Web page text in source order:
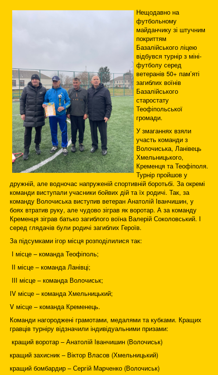
Нещодавно на
футбольному
майданчику зі штучним
покриттям
Базалійського ліцею
відбувся турнір з міні-
футболу серед
ветеранів 50+ пам’яті
загиблих воїнів
Базалійського
старостату
Теофіпольської
громади.
У змаганнях взяли
участь команди з
Волочиська, Ланівець
Хмельницького,
Кременця та Теофіполя.
Турнір пройшов у
дружній, але водночас напруженій спортивній боротьбі. За окремі
команди виступали учасники бойвих дій та їх родичі. Так, за
команду Волочиська виступив ветеран Анатолій Іванчишин, у
боях втратив руку, але чудово зіграв як воротар. А за команду
Кременця зіграв батько загиблого воїна Валерій Соколовський. І
серед глядачів були родичі загиблих Героїв.
За підсумками ігор місця розподілилися так:
І місце – команда Теофіполь;
ІІ місце – команда Ланівці;
ІІІ місце – команда Волочиськ;
IV місце – команда Хмельницький;
V місце – команда Кременець.
Команди нагороджені грамотами, медалями та кубками. Кращих
гравців турніру відзначили індивідуальними призами:
кращий воротар – Анатолій Іванчишин (Волочиськ)
кращий захисник – Віктор Власов (Хмельницький)
кращий бомбардир – Сергій Марченко (Волочиськ)